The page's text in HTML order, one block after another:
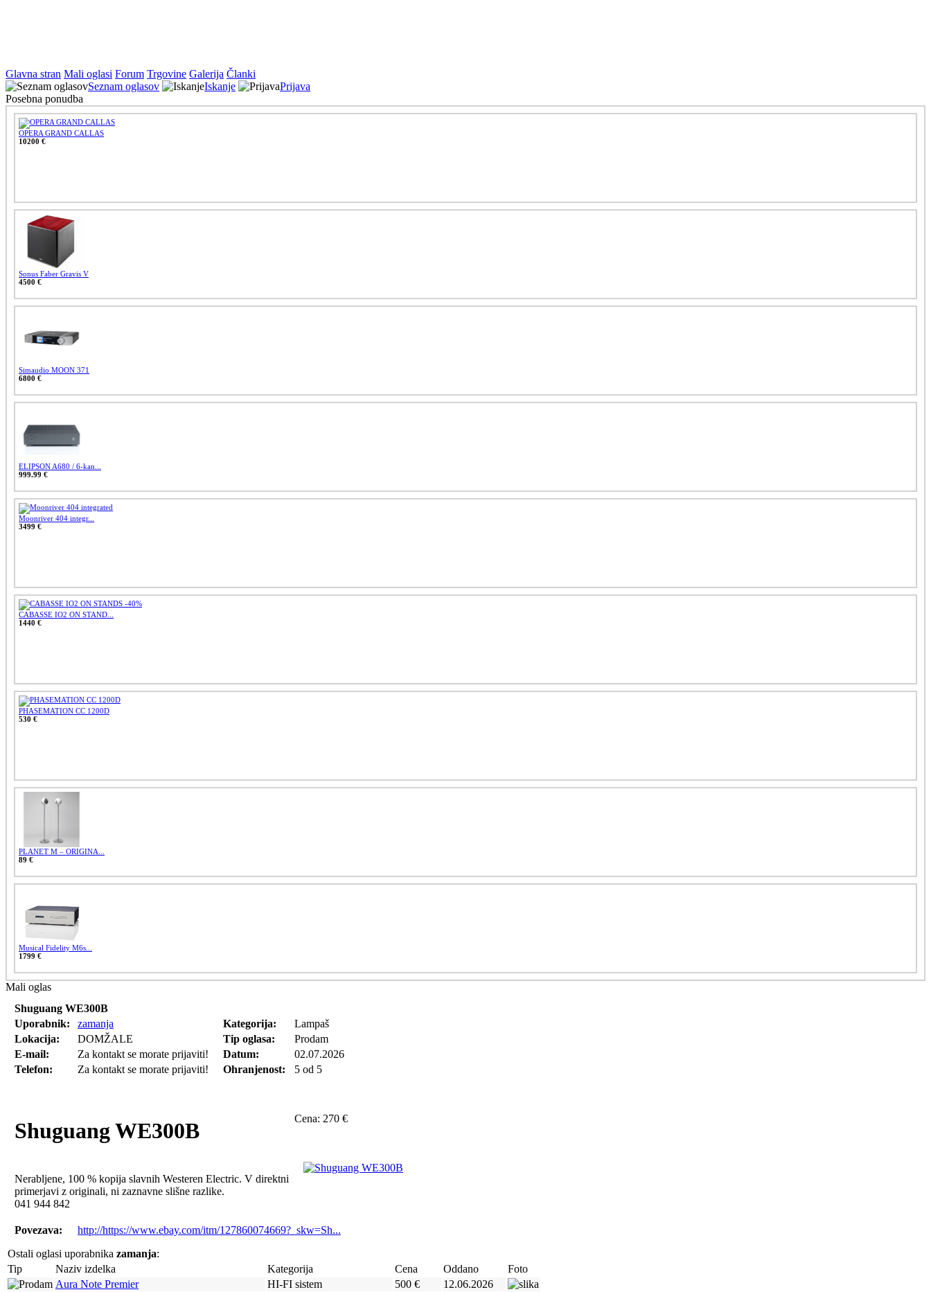
Glavna stran Mali oglasi Forum Trgovine Galerija Članki
Seznam oglasov
Iskanje
Prijava
Posebna ponudba
OPERA GRAND CALLAS
10200 €
Sonus Faber Gravis V
4500 €
Simaudio MOON 371
6800 €
ELIPSON A680 / 6-kan...
999.99 €
Moonriver 404 integr...
3499 €
CABASSE IO2 ON STAND...
1440 €
PHASEMATION CC 1200D
530 €
PLANET M – ORIGINA...
89 €
Musical Fidelity M6s...
1799 €
Mali oglas
Shuguang WE300B
Uporabnik:
zamanja Kategorija:
Lampaš
Lokacija:
DOMŽALE Tip oglasa:
Prodam
E-mail:
Za kontakt se morate prijaviti! Datum:
02.07.2026
Telefon:
Za kontakt se morate prijaviti! Ohranjenost: 5 od 5
Shuguang WE300B Cena: 270 €
Nerabljene, 100 % kopija slavnih Westeren Electric. V direktni
primerjavi z originali, ni zaznavne slišne razlike.
041 944 842
Povezava:
http://https://www.ebay.com/itm/127860074669?_skw=Sh...
Ostali oglasi uporabnika zamanja:
Tip
Naziv izdelka Kategorija Cena Oddano
Foto
Aura Note Premier
HI-FI sistem 500 € 12.06.2026